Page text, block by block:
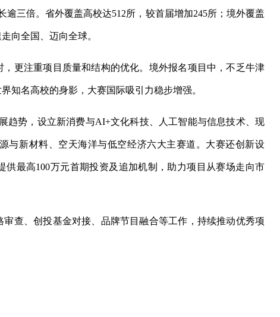
逾三倍。省外覆盖高校达512所，较首届增加245所；境外覆盖
向全国、迈向全球。
更注重项目质量和结构的优化。境外报名项目中，不乏牛津
知名高校的身影，大赛国际吸引力稳步增强。
趋势，设立新消费与AI+文化科技、人工智能与信息技术、现
与新材料、空天海洋与低空经济六大主赛道。大赛还创新设
供最高100万元首期投资及追加机制，助力项目从赛场走向市
查、创投基金对接、品牌节目融合等工作，持续推动优秀项